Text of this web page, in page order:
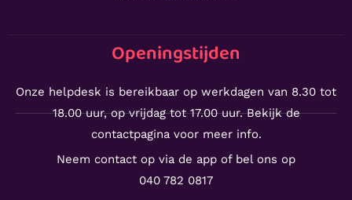
Openingstijden
Onze helpdesk is bereikbaar op werkdagen van 8.30 tot
18.00 uur, op vrijdag tot 17.00 uur. Bekijk de
contactpagina voor meer info.
Neem contact op via de app of bel ons op
040 782 0817